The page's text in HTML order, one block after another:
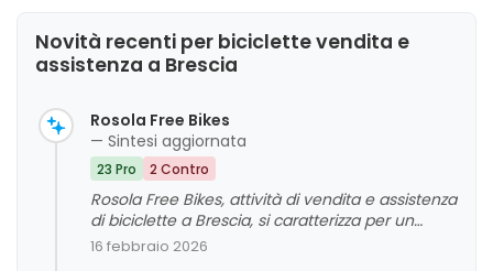
Novità recenti per biciclette vendita e
assistenza a Brescia
Rosola Free Bikes
— Sintesi aggiornata
23 Pro 2 Contro
Rosola Free Bikes, attività di vendita e assistenza
di biciclette a Brescia, si caratterizza per un
team di personale molto disponibile,
16 febbraio 2026